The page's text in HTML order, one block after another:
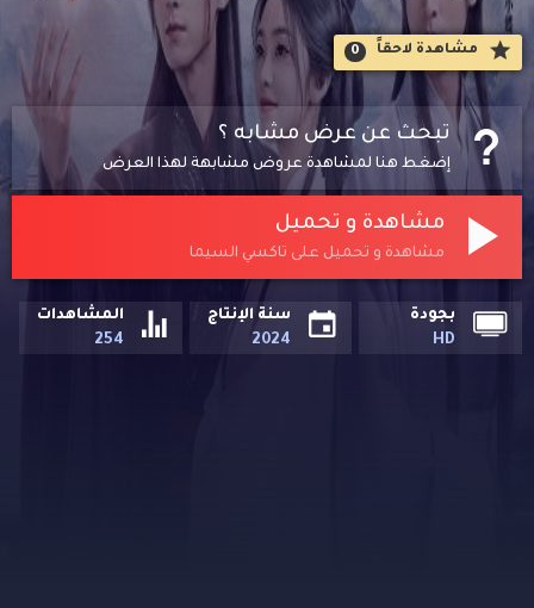
مشاهدة لاحقاََ 0
تبحث عن عرض مشابه ؟
إضغط هنا لمشاهدة عروض مشابهة لهذا العرض
مشاهدة و تحميل
مشاهدة و تحميل على تاكسي السيما
بجودة
HD
سنة الإنتاج
2024
المشاهدات
254